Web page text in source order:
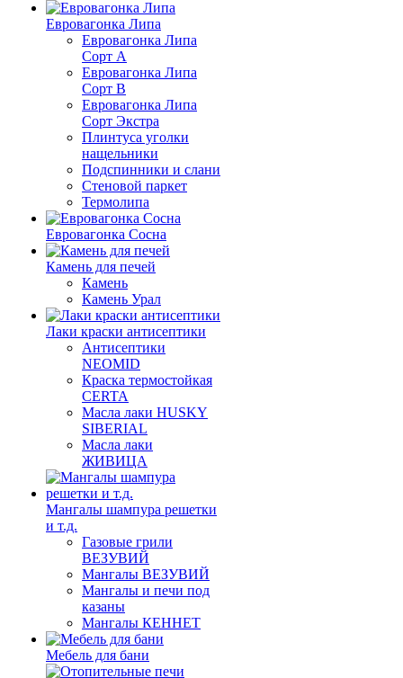
Евровагонка Липа
Евровагонка Липа
Сорт А
Евровагонка Липа
Сорт В
Евровагонка Липа
Сорт Экстра
Плинтуса уголки
нащельники
Подспинники и слани
Стеновой паркет
Термолипа
Евровагонка Сосна
Камень для печей
Камень
Камень Урал
Лаки краски антисептики
Антисептики
NEOMID
Краска термостойкая
CERTA
Масла лаки HUSKY
SIBERIAL
Масла лаки
ЖИВИЦА
Мангалы шампура решетки
и т.д.
Газовые грили
ВЕЗУВИЙ
Мангалы ВЕЗУВИЙ
Мангалы и печи под
казаны
Мангалы КЕННЕТ
Мебель для бани